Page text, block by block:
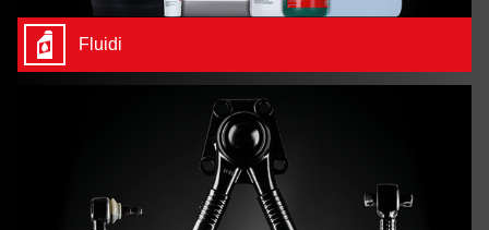
Fluidi